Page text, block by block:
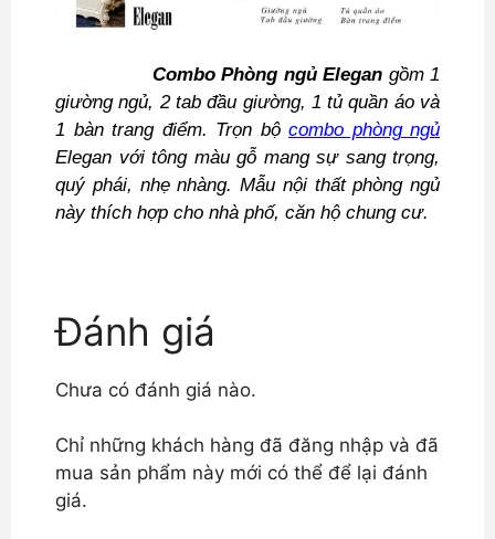
Combo Phòng ngủ Elegan gồm 1
giường ngủ, 2 tab đầu giường, 1 tủ quần áo và
1 bàn trang điểm. Trọn bộ combo phòng ngủ
Elegan với tông màu gỗ mang sự sang trọng,
quý phái, nhẹ nhàng. Mẫu nội thất phòng ngủ
này thích hợp cho nhà phố, căn hộ chung cư.
Đánh giá
Chưa có đánh giá nào.
Chỉ những khách hàng đã đăng nhập và đã
mua sản phẩm này mới có thể để lại đánh
giá.